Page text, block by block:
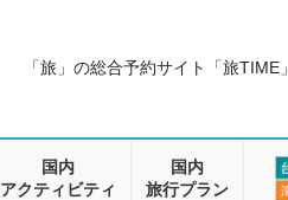
「旅」の総合予約サイト「旅TIME」
国内
アクティビティ
国内
旅行プラン